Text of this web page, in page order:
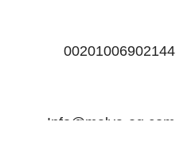
00201006902144
Info@malva-eg.com